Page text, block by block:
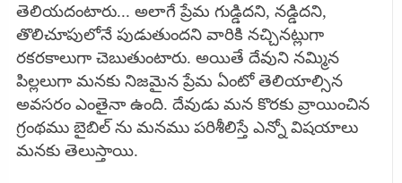
తెలియదంటారు... అలాగే ప్రేమ గుడ్డిదని, నడ్డిదని,
తొలిచూపులోనే పుడుతుందని వారికి నచ్చినట్లుగా
రకరకాలుగా చెబుతుంటారు. అయితే దేవుని నమ్మిన
పిల్లలుగా మనకు నిజమైన ప్రేమ ఏంటో తెలియాల్సిన
అవసరం ఎంతైనా ఉంది. దేవుడు మన కొరకు వ్రాయించిన
గ్రంథము బైబిల్ ను మనము పరిశీలిస్తే ఎన్నో విషయాలు
మనకు తెలుస్తాయి.